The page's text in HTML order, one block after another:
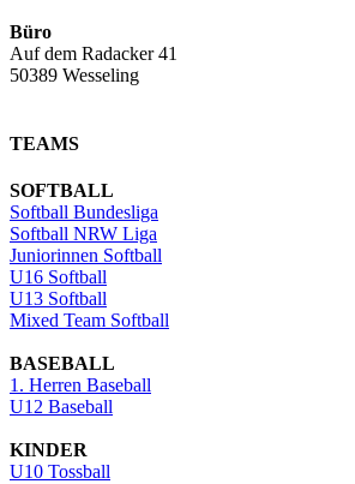
Büro
Auf dem Radacker 41
50389 Wesseling
TEAMS
SOFTBALL
Softball Bundesliga
Softball NRW Liga
Juniorinnen Softball
U16 Softball
U13 Softball
Mixed Team Softball
BASEBALL
1. Herren Baseball
U12 Baseball
KINDER
U10 Tossball